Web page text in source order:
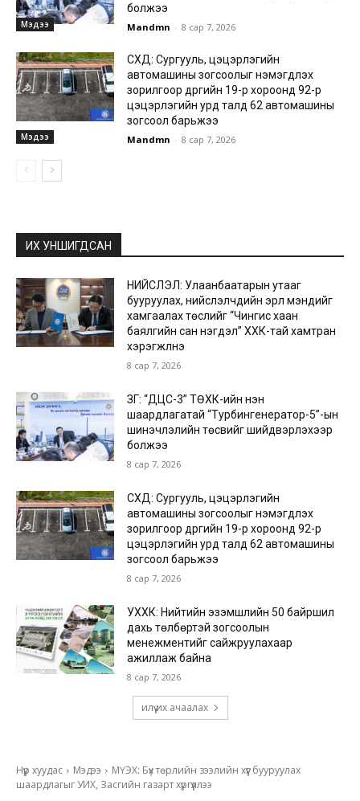
Мэдээ
болжээ
Mandmn - 8 сар 7, 2026
Мэдээ
СХД: Сургууль, цэцэрлэгийн
автомашины зогсоолыг нэмэгдүүлэх
зорилгоор дүүргийн 19-р хороонд 92-р
цэцэрлэгийн урд талд 62 автомашины
зогсоол барьжээ
Mandmn - 8 сар 7, 2026
ИХ УНШИГДСАН
НИЙСЛЭЛ: Улаанбаатарын утааг
бууруулах, нийслэлчүүдийн эрүүл мэндийг
хамгаалах төслийг “Чингис хаан
баялгийн сан нэгдэл” ХХК-тай хамтран
хэрэгжүүлнэ
8 сар 7, 2026
ЗГ: “ДЦС-3” ТӨХК-ийн нэн
шаардлагатай “Турбингенератор-5”-ын
шинэчлэлийн төсвийг шийдвэрлэхээр
болжээ
8 сар 7, 2026
СХД: Сургууль, цэцэрлэгийн
автомашины зогсоолыг нэмэгдүүлэх
зорилгоор дүүргийн 19-р хороонд 92-р
цэцэрлэгийн урд талд 62 автомашины
зогсоол барьжээ
8 сар 7, 2026
УХХК: Нийтийн эзэмшлийн 50 байршил
дахь төлбөртэй зогсоолын
менежментийг сайжруулахаар
ажиллаж байна
8 сар 7, 2026
илүү их ачаалах